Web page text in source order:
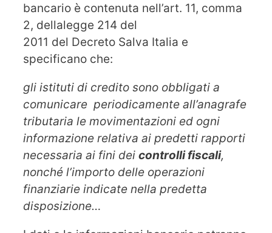
bancario è contenuta nell’art. 11, comma
2, dellalegge 214 del
2011 del Decreto Salva Italia e
specificano che:
gli istituti di credito sono obbligati a
comunicare periodicamente all’anagrafe
tributaria le movimentazioni ed ogni
informazione relativa ai predetti rapporti
necessaria ai fini dei controlli fiscali,
nonché l’importo delle operazioni
finanziarie indicate nella predetta
disposizione…